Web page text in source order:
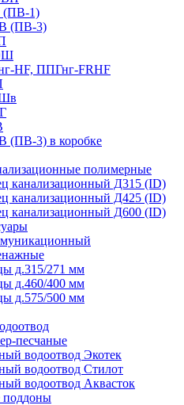
(ПВ-1)
(ПВ-3)
HF, ППГнг-FRHF
(ПВ-3) в коробке
полимерные
канализационный Д315 (ID)
канализационный Д425 (ID)
канализационный Д600 (ID)
д.315/271 мм
д.460/400 мм
д.575/500 мм
песчаные
водоотвод Экотек
водоотвод Стилот
водоотвод Аквасток
поддоны